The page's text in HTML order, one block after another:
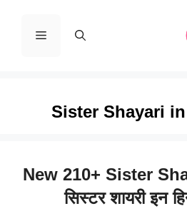
Menu
Sister Shayari
New 210+ Sister
सिस्टर शायरी इन